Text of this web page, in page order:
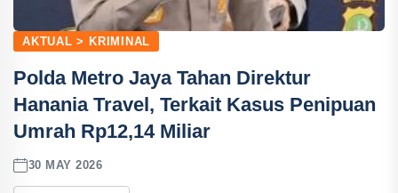
AKTUAL > KRIMINAL
Polda Metro Jaya Tahan Direktur
Hanania Travel, Terkait Kasus Penipuan
Umrah Rp12,14 Miliar
30 MAY 2026